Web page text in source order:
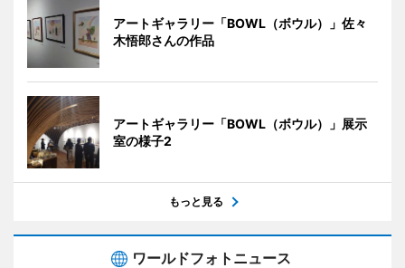
アートギャラリー「BOWL（ボウル）」佐々
木悟郎さんの作品
アートギャラリー「BOWL（ボウル）」展示
室の様子2
もっと見る
ワールドフォトニュース